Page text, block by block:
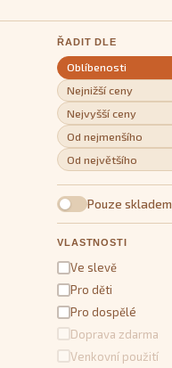
ŘADIT DLE
Oblíbenosti
Nejnižší ceny
Nejvyšší ceny
Od nejmenšího
Od největšího
Pouze skladem
VLASTNOSTI
Ve slevě
Pro děti
Pro dospělé
Doprava zdarma
Venkovní použití